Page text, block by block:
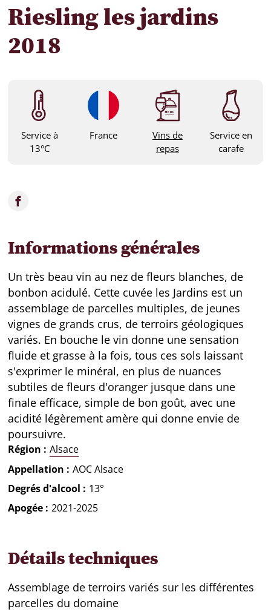
Riesling les jardins
2018
Service à
13°C
France
Vins de
repas
Service en
carafe
Informations générales
Un très beau vin au nez de fleurs blanches, de
bonbon acidulé. Cette cuvée les Jardins est un
assemblage de parcelles multiples, de jeunes
vignes de grands crus, de terroirs géologiques
variés. En bouche le vin donne une sensation
fluide et grasse à la fois, tous ces sols laissant
s'exprimer le minéral, en plus de nuances
subtiles de fleurs d'oranger jusque dans une
finale efficace, simple de bon goût, avec une
acidité légèrement amère qui donne envie de
poursuivre.
Région
Alsace
Appellation
AOC Alsace
Degrés d'alcool
13°
Apogée
2021-2025
Détails techniques
Assemblage de terroirs variés sur les différentes
parcelles du domaine